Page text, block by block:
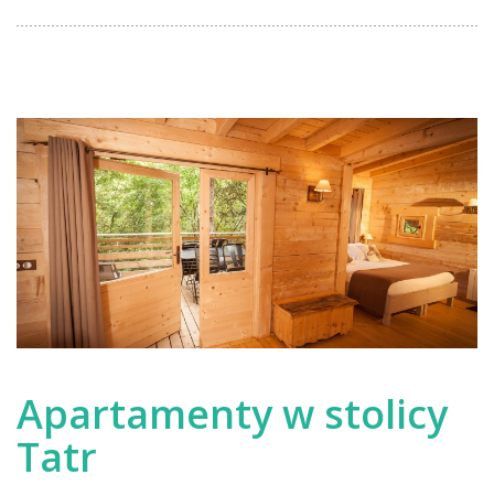
Apartamenty w stolicy
Tatr